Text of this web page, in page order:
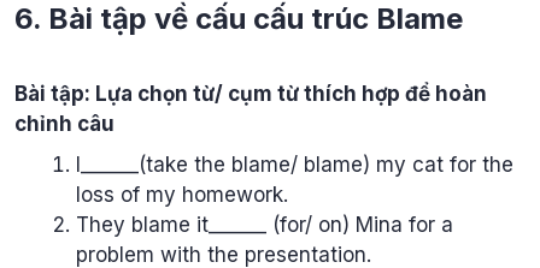
6. Bài tập về cấu cấu trúc Blame
Bài tập: Lựa chọn từ/ cụm từ thích hợp để hoàn
chỉnh câu
I______(take the blame/ blame) my cat for the
loss of my homework.
They blame it______ (for/ on) Mina for a
problem with the presentation.